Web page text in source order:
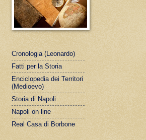
Cronologia (Leonardo)
Fatti per la Storia
Enciclopedia dei Territori
(Medioevo)
Storia di Napoli
Napoli on line
Real Casa di Borbone